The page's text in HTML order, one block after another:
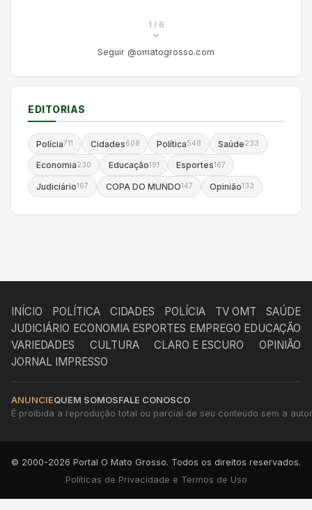
1 / 6
Seguir @omatogrosso.com
EDITORIAS
Polícia711 Cidades608 Política548 Saúde233
Economia230 Educação191 Esportes167
Judiciário167 COPA DO MUNDO147 Opinião133
INÍCIO POLÍTICA CIDADES POLÍCIA TV OMT
SAÚDE
JUDICIÁRIO ECONOMIA ESPORTES EMPREGO EDUCAÇÃO
VARIEDADES
CULTURA CLARO E ESCURO
OPINIÃO
JORNAL IMPRESSO
ANUNCIEQUEM SOMOSFALE CONOSCO
É proibida a reprodução total ou parcial de seu conteúdo sem a
© 2000-2026 Portal O Mato Grosso. Todos os direitos reservados.
Políticas de Privacidade e Termos de Uso